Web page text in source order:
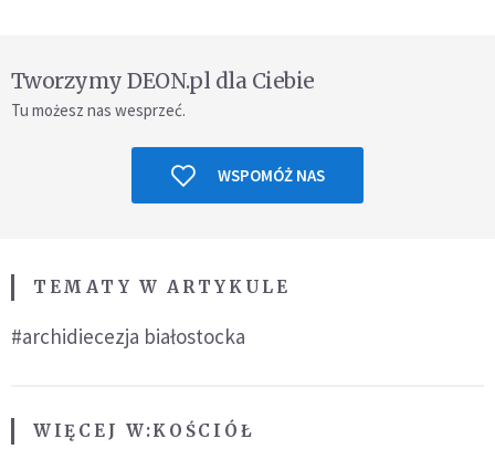
Tworzymy DEON.pl dla Ciebie
Tu możesz nas wesprzeć.
WSPOMÓŻ NAS
TEMATY W ARTYKULE
#archidiecezja białostocka
WIĘCEJ W:KOŚCIÓŁ